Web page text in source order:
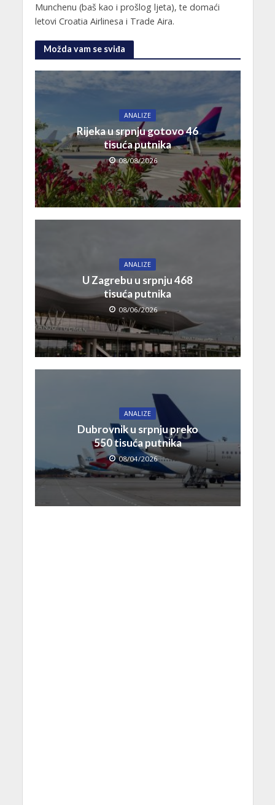
Munchenu (baš kao i prošlog ljeta), te domaći
letovi Croatia Airlinesa i Trade Aira.
Možda vam se sviđa
ANALIZE
Rijeka u srpnju gotovo 46
tisuća putnika
08/08/2026
ANALIZE
U Zagrebu u srpnju 468
tisuća putnika
08/06/2026
ANALIZE
Dubrovnik u srpnju preko
550 tisuća putnika
08/04/2026